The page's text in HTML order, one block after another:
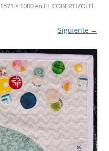
1571 × 1000en EL COBERTIZO: El
Siguiente →